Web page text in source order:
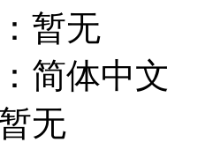
暂无
简体中文
无